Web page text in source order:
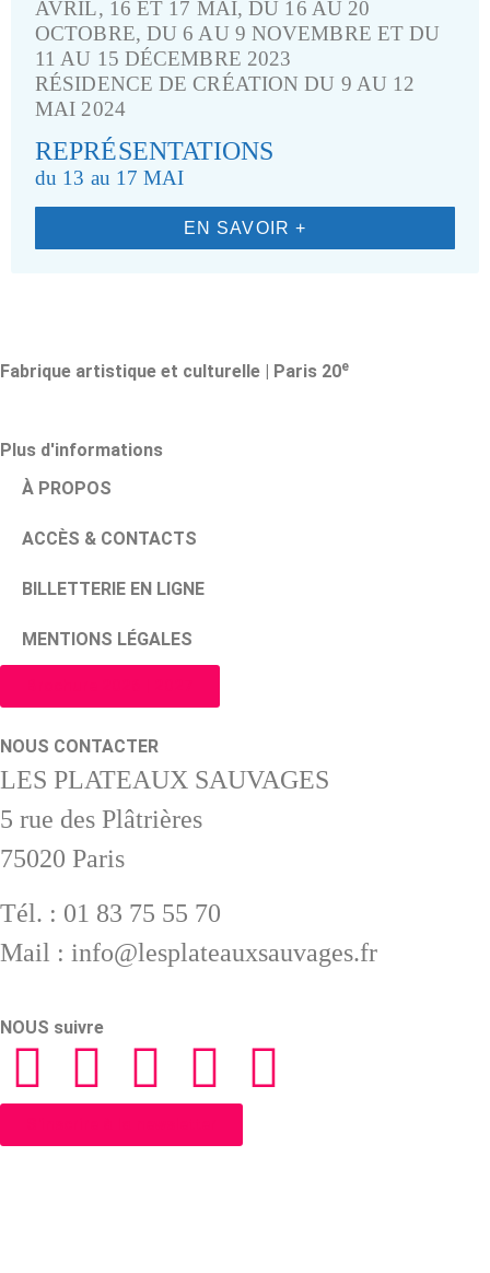
AVRIL, 16 ET 17 MAI, DU 16 AU 20
OCTOBRE, DU 6 AU 9 NOVEMBRE ET DU
11 AU 15 DÉCEMBRE 2023
RÉSIDENCE DE CRÉATION DU 9 AU 12
MAI 2024
REPRÉSENTATIONS
du 13 au 17 MAI
EN SAVOIR +​
Fabrique artistique et culturelle | Paris 20e
Plus d'informations
À PROPOS
ACCÈS & CONTACTS
BILLETTERIE EN LIGNE
MENTIONS LÉGALES
NOUS CONTACTER
LES PLATEAUX SAUVAGES
5 rue des Plâtrières
75020 Paris
Tél. : 01 83 75 55 70
Mail : info@lesplateauxsauvages.fr
NOUS suivre